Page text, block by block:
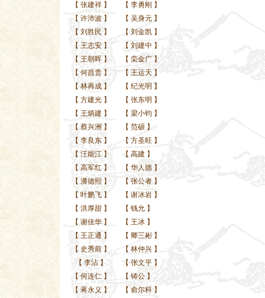
【 张建祥】 【 李勇刚 】
【 许沛波】 【 吴身元 】
【 刘胜民 】 【 刘金凯 】
【 王志安】 【 刘建中 】
【 王朝晖】 【 栾金广 】
【 何昌贵】 【 王运天 】
【 林再成】 【 纪光明 】
【 方建光】 【 张东明 】
【 王炳建】 【 梁小钧 】
【 蔡兴洲 】 【 范硕 】
【 李良东】 【 方圣旺 】
【 汪能江】 【 高建 】
【 高军红 】 【 华人德 】
【 潘德熙】 【 张公者 】
【 叶鹏飞】 【 谢冰岩 】
【 洪厚甜】 【 钱允 】
【 谢佳华】 【 王冰 】
【 王正通 】 【 卿三彬 】
【 史秀前】 【 林仲兴 】
【 李沾】 【 张文平 】
【 何连仁】 【 铸公 】
【 蒋永义 】 【 俞尔科 】